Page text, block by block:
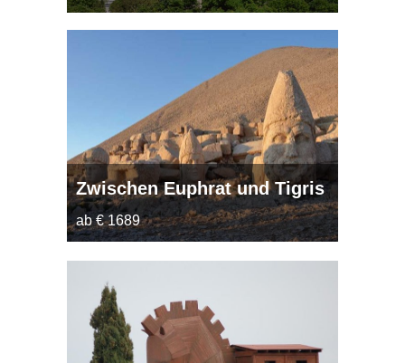
Zwischen Euphrat und Tigris
ab € 1689